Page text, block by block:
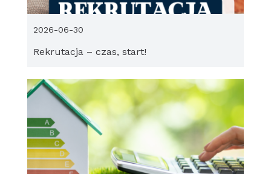
Rekrutacja – czas, start!
2026-06-30